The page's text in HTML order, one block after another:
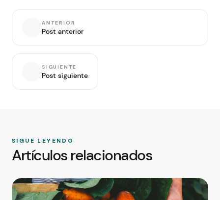
ANTERIOR
Post anterior
SIGUIENTE
Post siguiente
SIGUE LEYENDO
Artículos relacionados